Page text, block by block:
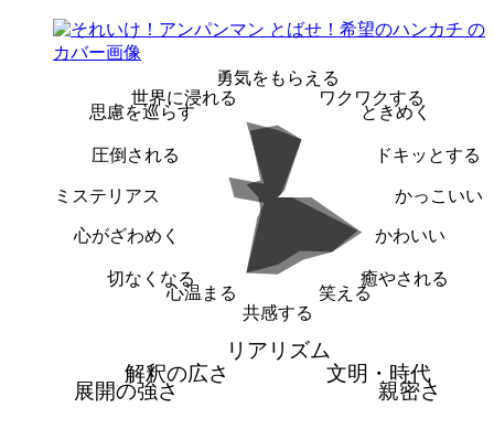
勇気をもらえる
ワクワクする
ときめく
ドキッとする
かっこいい
かわいい
癒やされる
笑える
共感する
心温まる
切なくなる
心がざわめく
ミステリアス
圧倒される
思慮を巡らす
世界に浸れる
リアリズム
文明・時代
親密さ
展開の強さ
解釈の広さ